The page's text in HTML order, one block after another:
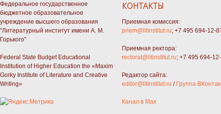
Федеральное государственное
бюджетное образовательное
учреждение высшего образования
"Литературный институт имени А. М.
Горького"
Federal State Budget Educational
Institution of Higher Education the «Maxim
Gorky Institute of Literature and Creative
Writing»
КОНТАКТЫ
Приемная комиссия:
priem@litinstitut.ru; +7 495 694-12-
Приемная ректора:
rectorat@litinstitut.ru; +7 495 694-
Редактор сайта:
editor@litinstitut.ru / Группа
Канал в Max